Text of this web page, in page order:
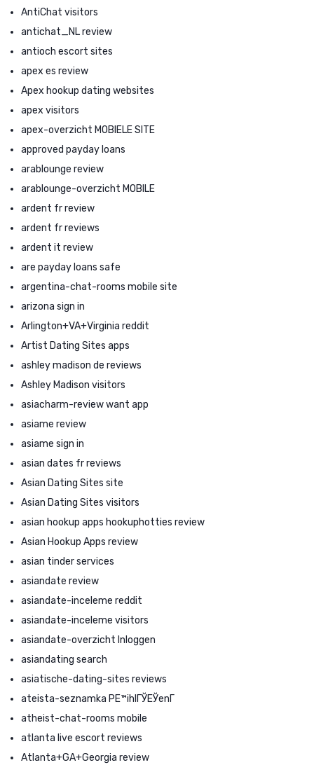
AntiChat visitors
antichat_NL review
antioch escort sites
apex es review
Apex hookup dating websites
apex visitors
apex-overzicht MOBIELE SITE
approved payday loans
arablounge review
arablounge-overzicht MOBILE
ardent fr review
ardent fr reviews
ardent it review
are payday loans safe
argentina-chat-rooms mobile site
arizona sign in
Arlington+VA+Virginia reddit
Artist Dating Sites apps
ashley madison de reviews
Ashley Madison visitors
asiacharm-review want app
asiame review
asiame sign in
asian dates fr reviews
Asian Dating Sites site
Asian Dating Sites visitors
asian hookup apps hookuphotties review
Asian Hookup Apps review
asian tinder services
asiandate review
asiandate-inceleme reddit
asiandate-inceleme visitors
asiandate-overzicht Inloggen
asiandating search
asiatische-dating-sites reviews
ateista-seznamka PЕ™ihlГЎЕЎenГ­
atheist-chat-rooms mobile
atlanta live escort reviews
Atlanta+GA+Georgia review